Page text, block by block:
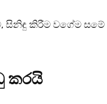
සිනිඳු කිරීම වගේම
කරයි